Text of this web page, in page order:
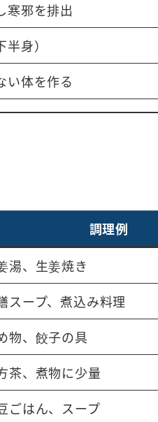
寒邪を排出
身）
い体を作る
調理例
湯、生姜焼き
スープ、煮込み料理
物、餃子の具
茶、煮物に少量
ごはん、スープ